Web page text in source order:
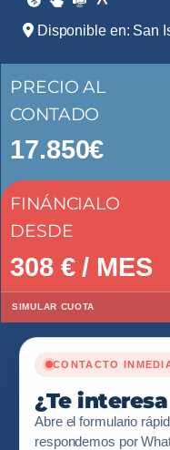
Disponible en: San
PRECIO AL
CONTADO
17.850€
FINÁNCIALO
DESDE
308€ / MES
SIMULAR CUOTA
CONTACTO
¿Te
Abre el formulario
respondemos por